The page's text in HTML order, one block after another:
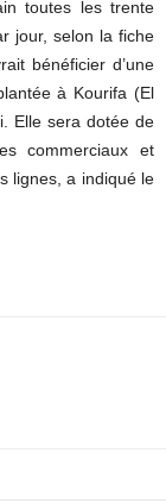
toutes les trente
jour, selon la fiche
bénéficier d’une
à Kourifa (El
Elle sera dotée de
commerciaux et
lignes, a indiqué le